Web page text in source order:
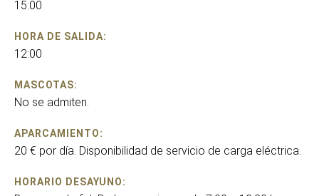
15:00
HORA DE SALIDA:
12:00
MASCOTAS:
No se admiten.
APARCAMIENTO:
20 € por día. Disponibilidad de servicio de carga eléctrica.
HORARIO DESAYUNO: